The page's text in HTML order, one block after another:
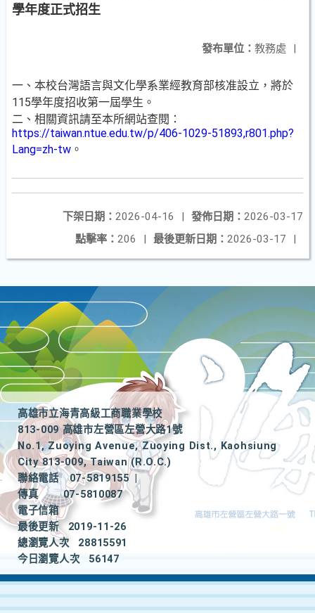
學年度正式招生
發布單位： 教務處 |
一、本校台灣語言與文化學系業經教育部核准設立，將於
115學年度招收第一屆學生。
二、相關資訊請至本所網站查閱：
https://taiwan.ntue.edu.tw/p/406-1029-51893,r801.php?
Lang=zh-tw 。
發佈日期： 2026-03-17
下架日期： 2026-04-16
|
最後更新日期： 2026-03-17 |
點擊率： 206 |
高雄市立海青高級工商職業學校
813-009 高雄市左營區左營大路1號
No.1, Zuoying Avenue, Zuoying Dist., Kaohsiung
City 813-009, Taiwan (R.O.C.)
聯絡電話
07-5819155
|
傳真
07-5810087
電子信箱
最後更新
2019-11-26
總瀏覽人次
28815591
今日瀏覽人次
56147